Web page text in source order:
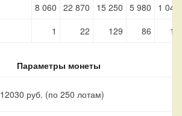
8 060 22 870 15 250 5 980
1 040
1 22 129 86 12
Параметры монеты
12030 руб. (по 250 лотам)